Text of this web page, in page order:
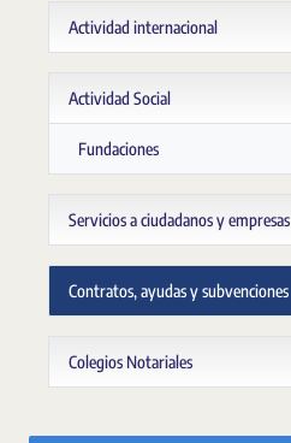
Actividad internacional
Actividad Social
Fundaciones
Servicios a ciudadanos y empresas
Contratos, ayudas y subvenciones
Colegios Notariales